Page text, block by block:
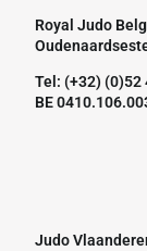
Royal Judo
Tel: (+32) (0)52
BE
Judo